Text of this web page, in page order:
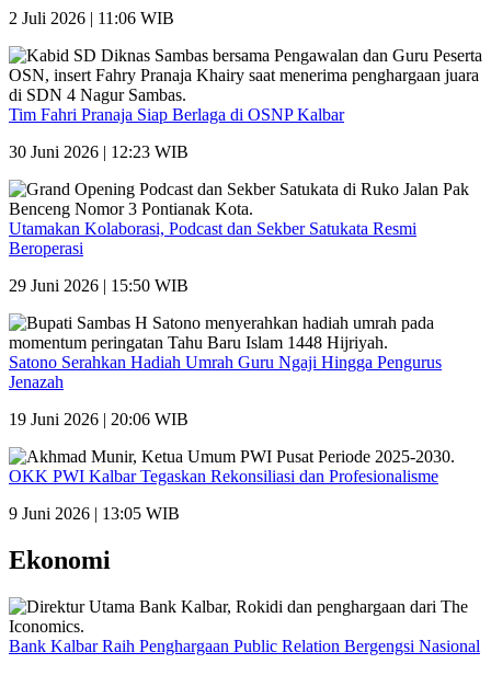
2 Juli 2026 | 11:06 WIB
Tim Fahri Pranaja Siap Berlaga di OSNP Kalbar
30 Juni 2026 | 12:23 WIB
Utamakan Kolaborasi, Podcast dan Sekber Satukata Resmi
Beroperasi
29 Juni 2026 | 15:50 WIB
Satono Serahkan Hadiah Umrah Guru Ngaji Hingga Pengurus
Jenazah
19 Juni 2026 | 20:06 WIB
OKK PWI Kalbar Tegaskan Rekonsiliasi dan Profesionalisme
9 Juni 2026 | 13:05 WIB
Ekonomi
Bank Kalbar Raih Penghargaan Public Relation Bergengsi Nasional